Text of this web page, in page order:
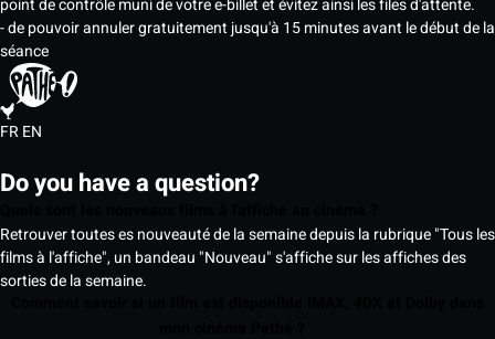
- de pouvoir annuler gratuitement jusqu'à 15 minutes avant le début de la
séance
FREN
Do you have a question?
Retrouver toutes es nouveauté de la semaine depuis la rubrique "Tous les
films à l'affiche", un bandeau "Nouveau" s'affiche sur les affiches des
sorties de la semaine.